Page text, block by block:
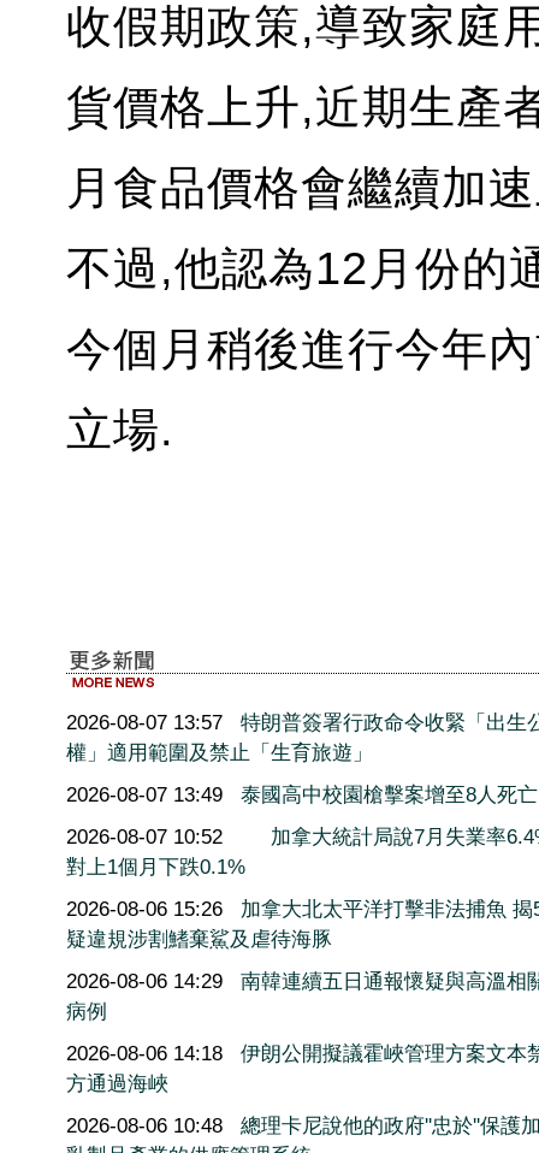
收假期政策,導致家庭
貨價格上升,近期生產
月食品價格會繼續加
不過,他認為12月份的
今個月稍後進行今年
立場.
2026-08-07 13:57
特朗普簽署行政命令收緊「出生
權」適用範圍及禁止「生育旅遊」
2026-08-07 13:49
泰國高中校園槍擊案增至8人死亡
2026-08-07 10:52
加拿大統計局說7月失業率
對上1個月下跌0.1%
2026-08-06 15:26
加拿大北太平洋打擊非法捕魚 揭
疑違規涉割鰭棄鯊及虐待海豚
2026-08-06 14:29
南韓連續五日通報懷疑與高溫相
病例
2026-08-06 14:18
伊朗公開擬議霍峽管理方案文本
方通過海峽
2026-08-06 10:48
總理卡尼說他的政府''忠於''保護